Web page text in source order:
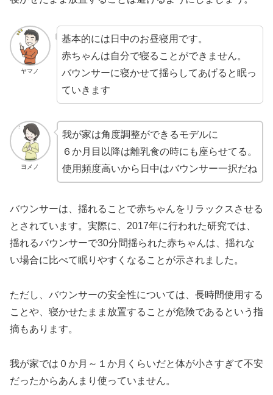
ヤマノ
基本的には日中のお昼寝用です。
赤ちゃんは自分で寝ることができません。
バウンサーに寝かせて揺らしてあげると眠っ
ていきます
ヨメノ
我が家は角度調整ができるモデルに
６か月目以降は離乳食の時にも座らせてる。
使用頻度高いから日中はバウンサー一択だね
バウンサーは、揺れることで赤ちゃんをリラックスさせる
とされています。実際に、2017年に行われた研究では、
揺れるバウンサーで30分間揺られた赤ちゃんは、揺れな
い場合に比べて眠りやすくなることが示されました。
ただし、バウンサーの安全性については、長時間使用する
ことや、寝かせたまま放置することが危険であるという指
摘もあります。
我が家では０か月～１か月くらいだと体が小さすぎて不安
だったからあんまり使っていません。